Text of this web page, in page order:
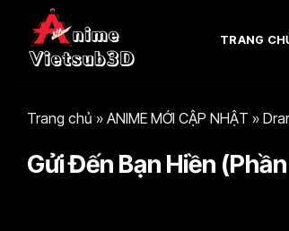
TRANG
Trang chủ » ANIME MỚI CẬP NHẬT »
Gửi Đến Bạn Hiền